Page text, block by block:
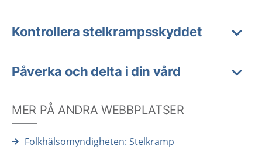
Kontrollera stelkrampsskyddet
Påverka och delta i din vård
MER PÅ ANDRA WEBBPLATSER
Folkhälsomyndigheten: Stelkramp